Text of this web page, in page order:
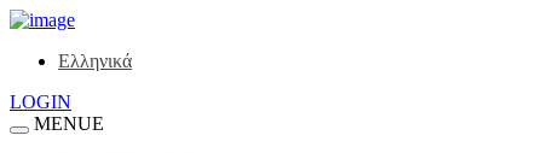
Ελληνικά
LOGIN
MENUE